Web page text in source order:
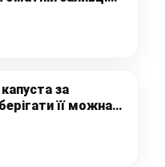
за
її можна
способом